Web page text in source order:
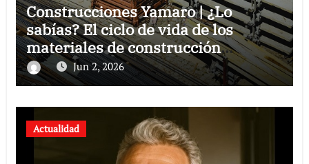
Construcciones Yamaro | ¿Lo
sabías? El ciclo de vida de los
materiales de construcción
revoluciona eficiencia en proyectos
modernos
Jun 2, 2026
Actualidad